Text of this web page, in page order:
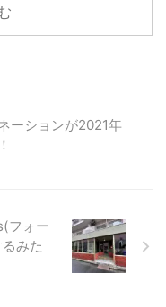
ーションが2021年
フォー
みた